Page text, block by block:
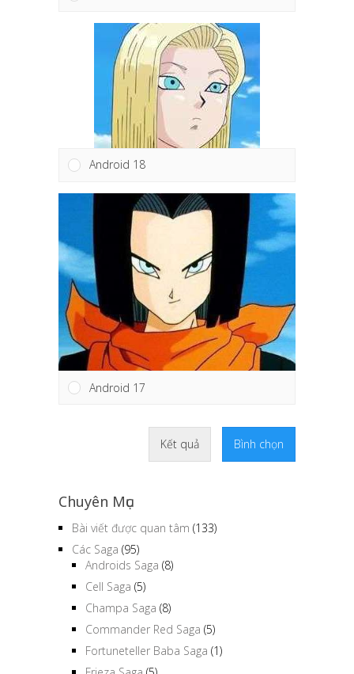
Android 18
Android 17
Kết quả Bình chọn
Chuyên Mục
Bài viết được quan tâm (133)
Các Saga (95)
Androids Saga (8)
Cell Saga (5)
Champa Saga (8)
Commander Red Saga (5)
Fortuneteller Baba Saga (1)